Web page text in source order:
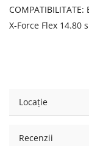
X-Force Flex 14.80
Locație
Recenzii